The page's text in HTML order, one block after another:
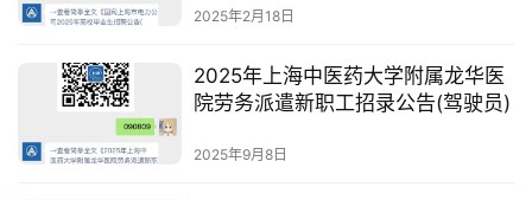
2025年2月18日
2025年上海中医药大学附属龙华医
院劳务派遣新职工招录公告(驾驶员)
2025年9月8日